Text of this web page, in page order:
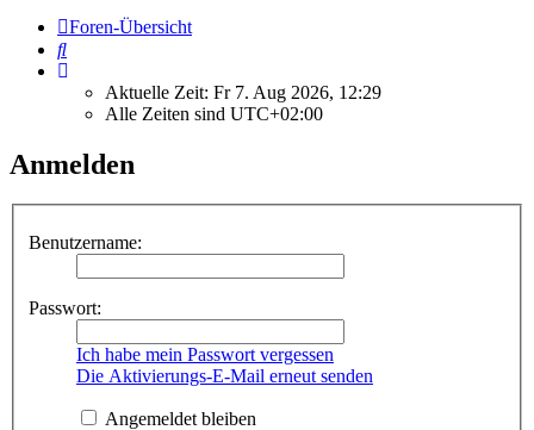
Foren-Übersicht
Suche
Aktuelle Zeit: Fr 7. Aug 2026, 12:29
Alle Zeiten sind UTC+02:00
Anmelden
Benutzername:
Passwort:
Ich habe mein Passwort vergessen
Die Aktivierungs-E-Mail erneut senden
Angemeldet bleiben